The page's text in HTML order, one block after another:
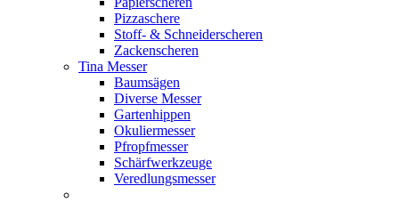
Pizzaschere
Stoff- & Schneiderscheren
Zackenscheren
Tina Messer
Baumsägen
Diverse Messer
Gartenhippen
Okuliermesser
Pfropfmesser
Schärfwerkzeuge
Veredlungsmesser